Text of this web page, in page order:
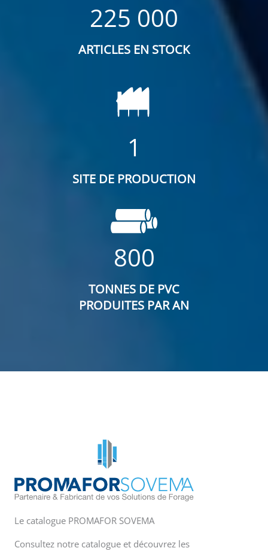
225 000
ARTICLES EN STOCK
1
SITE DE PRODUCTION
800
TONNES DE PVC
PRODUITES PAR AN
Le catalogue PROMAFOR SOVEMA
Consultez notre catalogue et découvrez les